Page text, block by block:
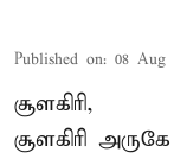
Published on: 08 Aug
சூளகிரி,
சூளகிரி